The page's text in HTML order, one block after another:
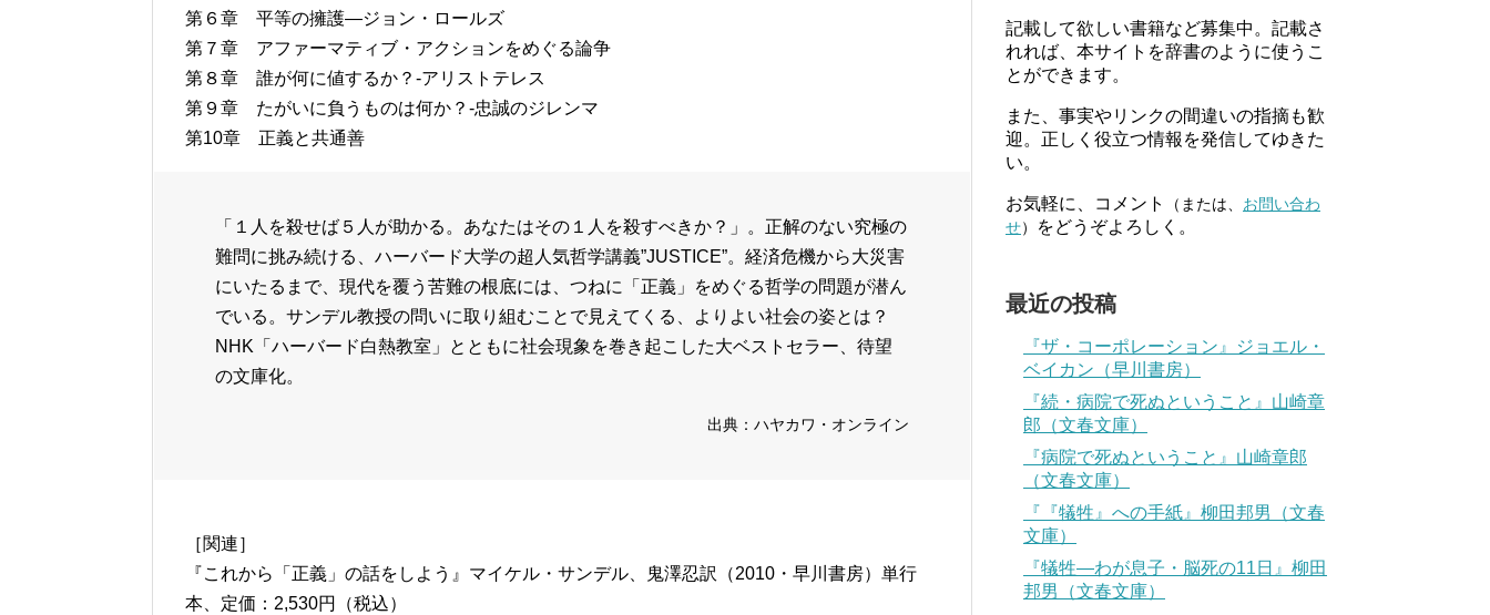
第６章 平等の擁護―ジョン・ロールズ
第７章 アファーマティブ・アクションをめぐる論争
第８章 誰が何に値するか？-アリストテレス
第９章 たがいに負うものは何か？-忠誠のジレンマ
第10章 正義と共通善
「１人を殺せば５人が助かる。あなたはその１人を殺すべきか？」。正解のない究極の
難問に挑み続ける、ハーバード大学の超人気哲学講義”JUSTICE”。経済危機から大災害
にいたるまで、現代を覆う苦難の根底には、つねに「正義」をめぐる哲学の問題が潜ん
でいる。サンデル教授の問いに取り組むことで見えてくる、よりよい社会の姿とは？
NHK「ハーバード白熱教室」とともに社会現象を巻き起こした大ベストセラー、待望
の文庫化。
出典：ハヤカワ・オンライン
［関連］
『これから「正義」の話をしよう』マイケル・サンデル、鬼澤忍訳（2010・早川書房）単行
本、定価：2,530円（税込）
記載して欲しい書籍など募集中。記載さ
れれば、本サイトを辞書のように使うこ
とができます。
また、事実やリンクの間違いの指摘も歓
迎。正しく役立つ情報を発信してゆきた
い。
お気軽に、コメント （または、 お問い合わ
せ） をどうぞよろしく。
最近の投稿
『ザ・コーポレーション』ジョエル・
ベイカン（早川書房）
『続・病院で死ぬということ』山崎章
郎（文春文庫）
『病院で死ぬということ』山崎章郎
（文春文庫）
『『犠牲』への手紙』柳田邦男（文春
文庫）
『犠牲―わが息子・脳死の11日』柳田
邦男（文春文庫）